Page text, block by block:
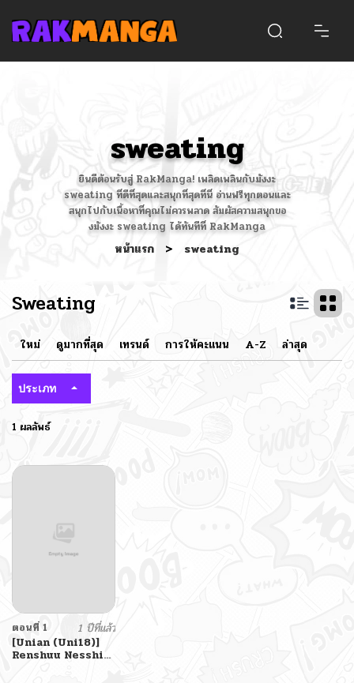
sweating
ยินดีต้อนรับสู่ RakManga! เพลิดเพลินกับมังงะ
sweating ที่ดีที่สุดและสนุกที่สุดที่นี่ อ่านฟรีทุกตอนและ
สนุกไปกับเนื้อหาที่คุณไม่ควรพลาด สัมผัสความสนุกขอ
งมังงะ sweating ได้ทันทีที่ RakManga
หน้าแรก > sweating
Sweating
ใหม่ ดูมากที่สุด เทรนด์ การให้คะแนน A-Z ล่าสุด
ประเภท
1 ผลลัพธ์
ตอนที่ 1
1 ปีที่แล้ว
[Unian (Uni18)]
Renshuu Nesshin